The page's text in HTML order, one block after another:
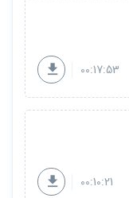
00:17:53
00:10:21